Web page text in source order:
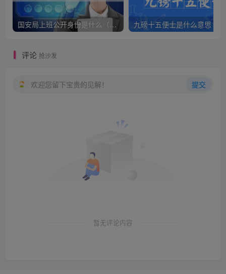
国安局上班公开身份是什么（国安身份对家人保密吗）
评论 抢沙发
欢迎您留下宝贵的见解！ 提交
暂无评论内容